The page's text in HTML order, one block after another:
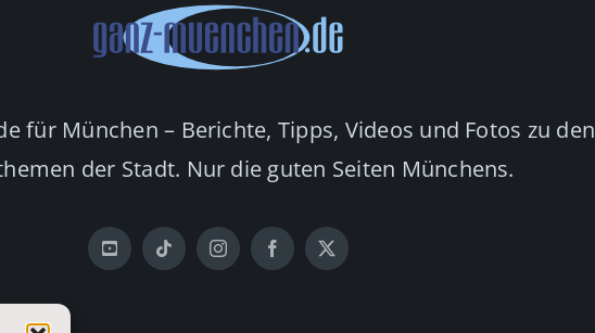
für München – Berichte, Tipps, Videos und Fotos zu den
der Stadt. Nur die guten Seiten Münchens.